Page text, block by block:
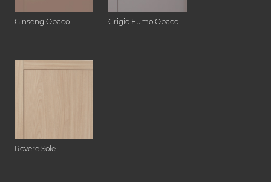
Ginseng Opaco Grigio Fumo Opaco
Rovere Sole